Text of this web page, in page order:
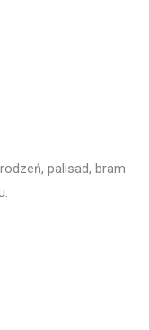
palisad, bram